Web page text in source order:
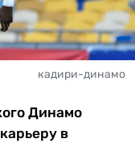
кадири-динамо
Динамо
в